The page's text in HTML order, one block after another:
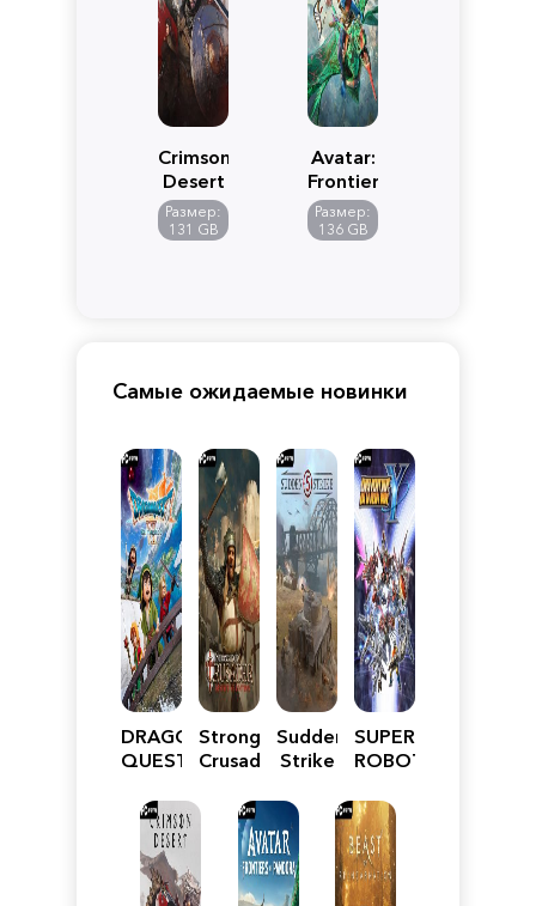
Crimson
Desert
Размер:
131 GB
Avatar:
Frontiers
of
Pandora
Размер:
136 GB
Самые ожидаемые новинки
DRAGON
QUEST
Reimagined
Stronghold
Crusader:
Edition
Sudden
Strike
SUPER
ROBOT
Y